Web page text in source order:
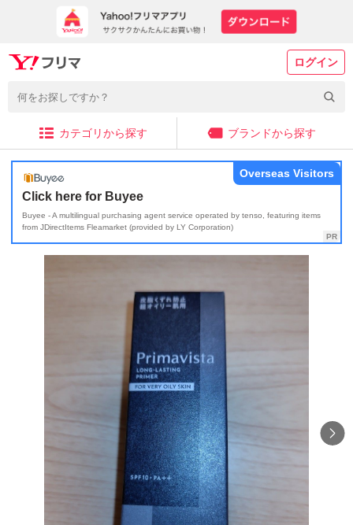
ログイン
カテゴリから探す ブランドから探す
Click here for Buyee
Buyee - A multilingual purchasing agent service operated by tenso, featuring items
from JDirectItems Fleamarket (provided by LY Corporation)
Overseas Visitors